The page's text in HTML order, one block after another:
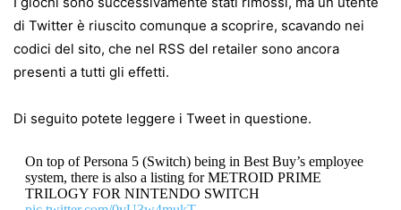
di Twitter è riuscito comunque a scoprire, scavando nei
codici del sito, che nel RSS del retailer sono ancora
presenti a tutti gli effetti.
Di seguito potete leggere i Tweet in questione.
On top of Persona 5 (Switch) being in Best Buy’s employee
system, there is also a listing for METROID PRIME
TRILOGY FOR NINTENDO SWITCH